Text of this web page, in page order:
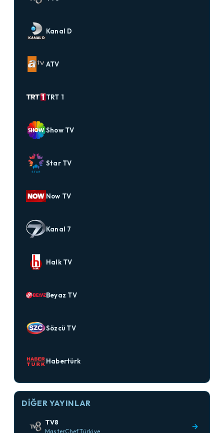
Kanal D
ATV
TRT 1
Show TV
Star TV
Now TV
Kanal 7
Halk TV
Beyaz TV
Sözcü TV
Habertürk
DIĞER YAYINLAR
TV8
MasterChef Türkiye
→